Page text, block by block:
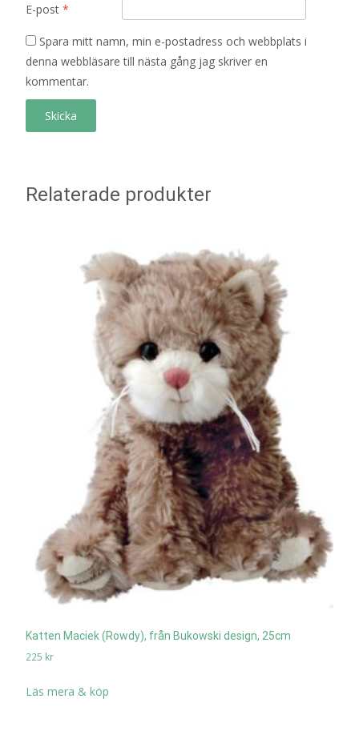
E-post *
Spara mitt namn, min e-postadress och webbplats i
denna webbläsare till nästa gång jag skriver en
kommentar.
Relaterade produkter
Katten Maciek (Rowdy), från Bukowski design, 25cm
225 kr
Läs mera & köp